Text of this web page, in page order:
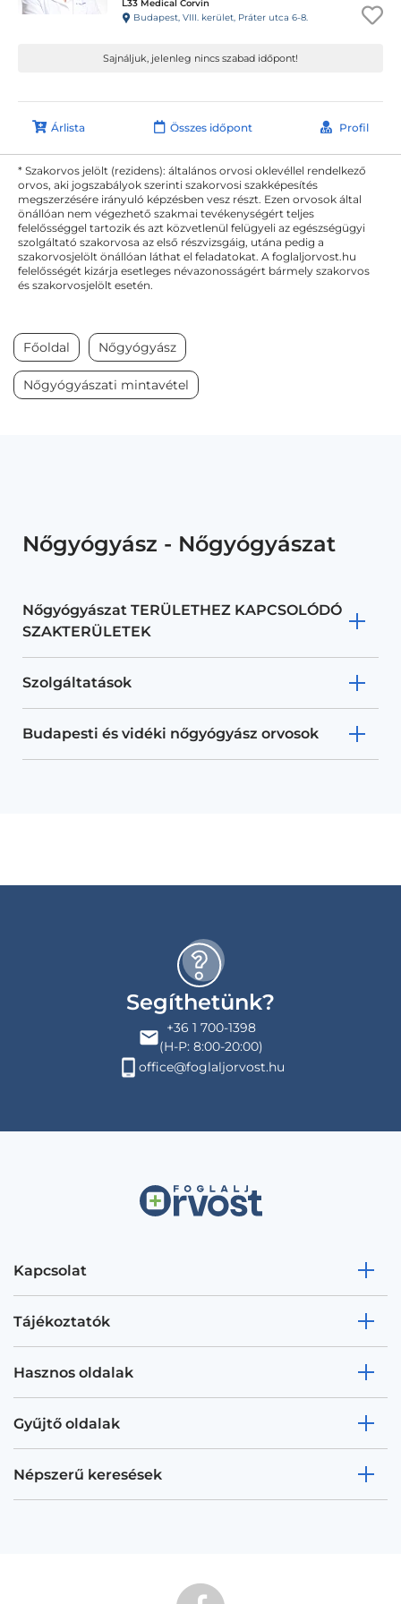
L33 Medical Corvin
Budapest, VIII. kerület, Práter utca 6-8.
Sajnáljuk, jelenleg nincs szabad időpont!
Árlista Összes időpont Profil
* Szakorvos jelölt (rezidens): általános orvosi oklevéllel rendelkező
orvos, aki jogszabályok szerinti szakorvosi szakképesítés
megszerzésére irányuló képzésben vesz részt. Ezen orvosok által
önállóan nem végezhető szakmai tevékenységért teljes
felelősséggel tartozik és azt közvetlenül felügyeli az egészségügyi
szolgáltató szakorvosa az első részvizsgáig, utána pedig a
szakorvosjelölt önállóan láthat el feladatokat. A foglaljorvost.hu
felelősségét kizárja esetleges névazonosságért bármely szakorvos
és szakorvosjelölt esetén.
Főoldal Nőgyógyász
Nőgyógyászati mintavétel
Nőgyógyász - Nőgyógyászat
Nőgyógyászat TERÜLETHEZ KAPCSOLÓDÓ
SZAKTERÜLETEK
Szolgáltatások
Budapesti és vidéki nőgyógyász orvosok
Segíthetünk?
+36 1 700-1398
(H-P: 8:00-20:00)
office@foglaljorvost.hu
Kapcsolat
Tájékoztatók
Hasznos oldalak
Gyűjtő oldalak
Népszerű keresések